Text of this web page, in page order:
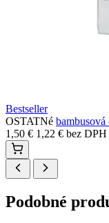
Bestseller
OSTATNé bambusová
1,50 € 1,22 € bez DPH
Podobné